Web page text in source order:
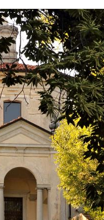
Dans le bourg de
beaux musées qui
visite. LeMusée
du Sanctuaire
codex enluminés
par le baron
d’une section
Une visite
Pogliaghi, à
génial artiste éclectique
l’extérieur elle
du début du
peu bizarre, ce qui
avec l’intérieur.